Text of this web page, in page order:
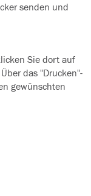
senden und
Sie dort auf
das "Drucken"-
gewünschten